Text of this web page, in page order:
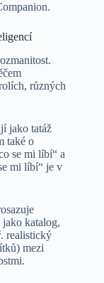
různých
jako tatáž
také o
se mi líbí“ a
mi líbí“ je v
jako katalog,
realistický
mezi